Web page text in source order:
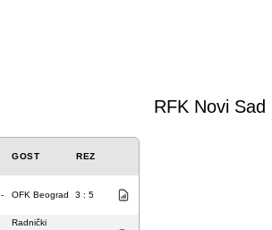
GOST REZ
- OFK Beograd 3 : 5
Radnički
RFK Novi Sad